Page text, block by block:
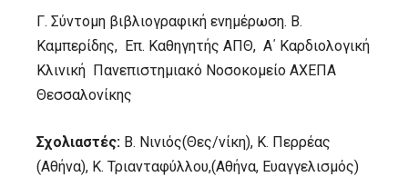
Γ. Σύντομη βιβλιογραφική ενημέρωση. Β.
Καμπερίδης, Επ. Καθηγητής ΑΠΘ, Α΄ Καρδιολογική
Κλινική Πανεπιστημιακό Νοσοκομείο ΑΧΕΠΑ
Θεσσαλονίκης
Σχολιαστές: Β. Νινιός(Θες/νίκη), Κ. Περρέας
(Αθήνα), Κ. Τριανταφύλλου,(Αθήνα, Ευαγγελισμός)